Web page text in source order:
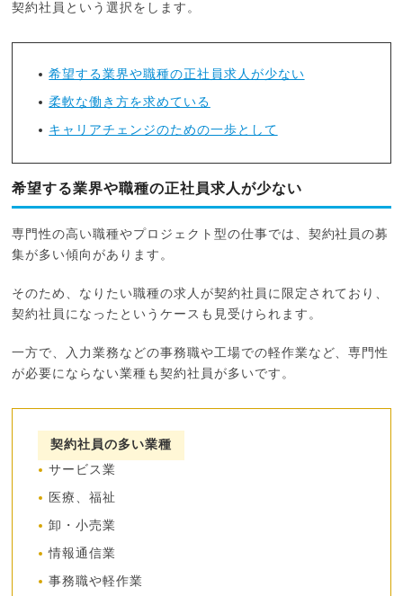
契約社員という選択をします。
希望する業界や職種の正社員求人が少ない
柔軟な働き方を求めている
キャリアチェンジのための一歩として
希望する業界や職種の正社員求人が少ない
専門性の高い職種やプロジェクト型の仕事では、契約社員の募
集が多い傾向があります。
そのため、なりたい職種の求人が契約社員に限定されており、
契約社員になったというケースも見受けられます。
一方で、入力業務などの事務職や工場での軽作業など、専門性
が必要にならない業種も契約社員が多いです。
契約社員の多い業種
サービス業
医療、福祉
卸・小売業
情報通信業
事務職や軽作業